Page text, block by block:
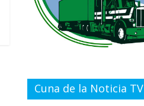
Cuna de la Noticia TV